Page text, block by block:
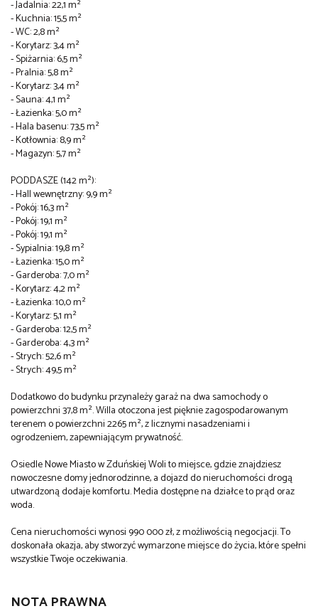
- Jadalnia: 22,1 m²
- Kuchnia: 15,5 m²
- WC: 2,8 m²
- Korytarz: 3,4 m²
- Spiżarnia: 6,5 m²
- Pralnia: 5,8 m²
- Korytarz: 3,4 m²
- Sauna: 4,1 m²
- Łazienka: 5,0 m²
- Hala basenu: 73,5 m²
- Kotłownia: 8,9 m²
- Magazyn: 5,7 m²
PODDASZE (142 m²):
- Hall wewnętrzny: 9,9 m²
- Pokój: 16,3 m²
- Pokój: 19,1 m²
- Pokój: 19,1 m²
- Sypialnia: 19,8 m²
- Łazienka: 15,0 m²
- Garderoba: 7,0 m²
- Korytarz: 4,2 m²
- Łazienka: 10,0 m²
- Korytarz: 5,1 m²
- Garderoba: 12,5 m²
- Garderoba: 4,3 m²
- Strych: 52,6 m²
- Strych: 49,5 m²
Dodatkowo do budynku przynależy garaż na dwa samochody o
powierzchni 37,8 m². Willa otoczona jest pięknie zagospodarowanym
terenem o powierzchni 2265 m², z licznymi nasadzeniami i
ogrodzeniem, zapewniającym prywatność.
Osiedle Nowe Miasto w Zduńskiej Woli to miejsce, gdzie znajdziesz
nowoczesne domy jednorodzinne, a dojazd do nieruchomości drogą
utwardzoną dodaje komfortu. Media dostępne na działce to prąd oraz
woda.
Cena nieruchomości wynosi 990 000 zł, z możliwością negocjacji. To
doskonała okazja, aby stworzyć wymarzone miejsce do życia, które spełni
wszystkie Twoje oczekiwania.
NOTA PRAWNA